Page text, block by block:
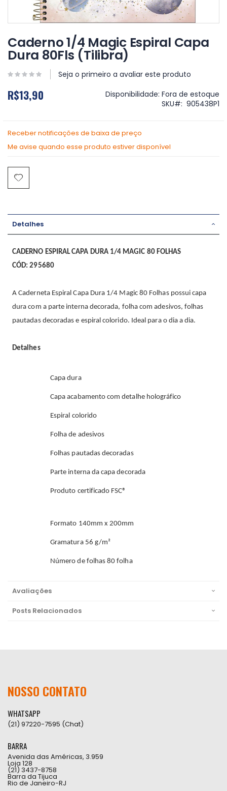
para
o
início
Galeria
imagens
Caderno 1/4 Magic Espiral Capa
Dura 80Fls (Tilibra)
Seja o primeiro a avaliar este produto
R$13,90 Disponibilidade: Fora de estoque
SKU
905438P1
Receber notificações de baixa de preço
Me avise quando esse produto estiver disponível
Detalhes
CADERNO ESPIRAL CAPA DURA 1/4 MAGIC 80 FOLHAS
CÓD: 295680
A Caderneta Espiral Capa Dura 1/4 Magic 80 Folhas possui capa
dura com a parte interna decorada, folha com adesivos, folhas
pautadas decoradas e espiral colorido. Ideal para o dia a dia.
Detalhes
Capa dura
Capa acabamento com detalhe holográfico
Espiral colorido
Folha de adesivos
Folhas pautadas decoradas
Parte interna da capa decorada
Produto certificado FSC®
Formato 140mm x 200mm
Gramatura 56 g/m²
Número de folhas 80 folha
Avaliações
Posts Relacionados
NOSSO CONTATO
WHATSAPP
(21) 97220-7595 (Chat)
BARRA
Avenida das Américas, 3.959
Loja 128
(21) 3437-8758
Barra da Tijuca
Rio de Janeiro-RJ